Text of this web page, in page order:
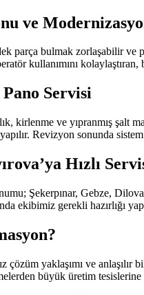
ve
parça bulmak zorlaşabilir
kullanımını
Servisi
kirlenme ve yıpranmış
Revizyon sonunda
Hızlı
Şekerpınar, Gebze,
ekibimiz gerekli hazırlığı
çözüm yaklaşımı ve
büyük üretim